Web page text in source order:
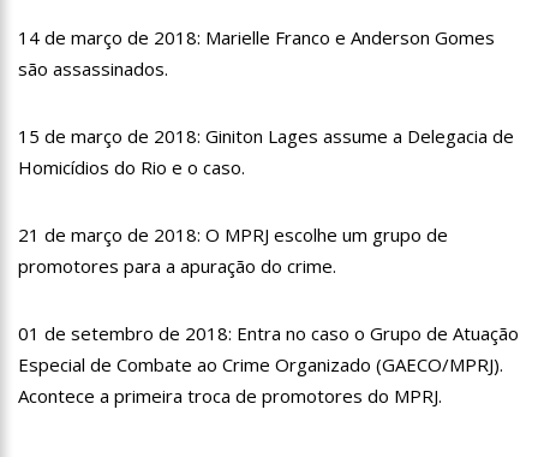
sobre fortuna com Thiago Nigro
12:51 Asteroide de 300 metros pode atingir a Terra nesta quarta-
trimestre de 2023
12:37 Inscrições para o Programa Bolsa Idiomas começam nesta
12:24 Homem acusado de m4tar mulher estr4ngulada fica calado
durante audiência em Manaus
Joe Biden anuncia candidatura à reeleição, em 2024, nos EUA
12:09
Prefeitura intensifica fiscalização de veículos pesados em
vias regulamentadas de Manaus
11:56 SSP-AM recebe comitiva do Governo da Colômbia
14 de março de 2018: Marielle Franco e Anderson Gomes
são assassinados.
15 de março de 2018: Giniton Lages assume a Delegacia de
Homicídios do Rio e o caso.
21 de março de 2018: O MPRJ escolhe um grupo de
promotores para a apuração do crime.
01 de setembro de 2018: Entra no caso o Grupo de Atuação
Especial de Combate ao Crime Organizado (GAECO/MPRJ).
Acontece a primeira troca de promotores do MPRJ.